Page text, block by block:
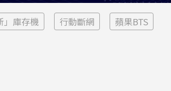
」庫存機 行動斷網 蘋果BTS